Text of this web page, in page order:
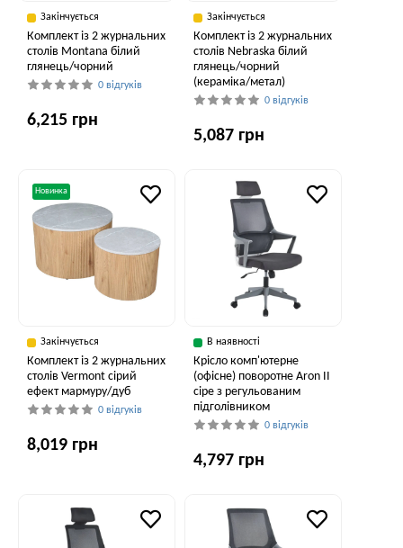
Закінчується
Комплект із 2 журнальних
столів Montana білий
глянець/чорний
0 відгуків
6,215 грн
Закінчується
Комплект із 2 журнальних
столів Nebraska білий
глянець/чорний
(кераміка/метал)
0 відгуків
5,087 грн
Новинка
Закінчується
Комплект із 2 журнальних
столів Vermont сірий
ефект мармуру/дуб
0 відгуків
8,019 грн
В наявності
Крісло комп'ютерне
(офісне) поворотне Aron II
сіре з регульованим
підголівником
0 відгуків
4,797 грн